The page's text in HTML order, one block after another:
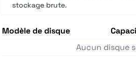
stockage brute.
Modèle de disque
Aucun disque